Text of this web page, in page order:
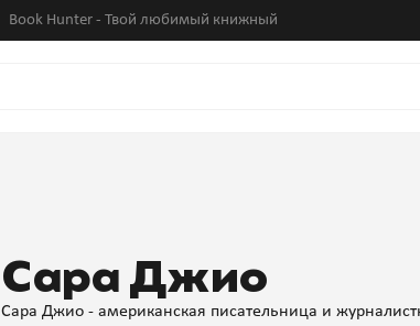
Book Hunter - Твой любимый книжный
Сара Джио
Сара Джио - американская писательница и